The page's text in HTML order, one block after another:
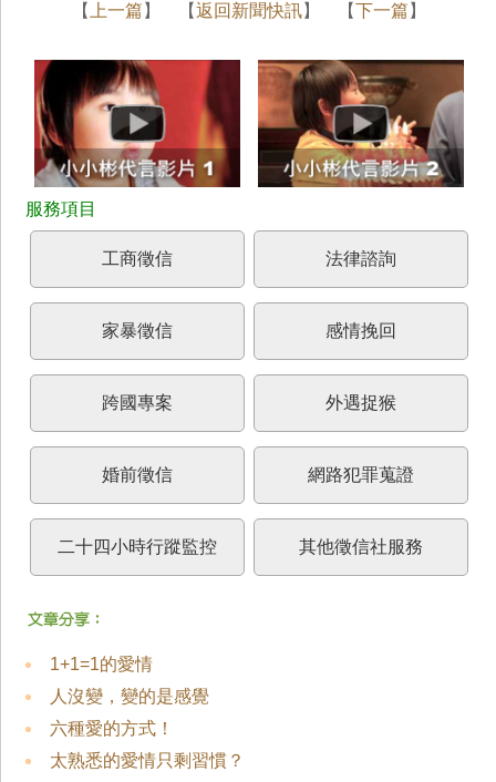
【 上一篇 】 【返回新聞快訊】 【下一篇 】
工商徵信 法律諮詢
家暴徵信 感情挽回
跨國專案 外遇捉猴
婚前徵信 網路犯罪蒐證
二十四小時行蹤監控 其他徵信社服務
1+1=1的愛情
人沒變，變的是感覺
六種愛的方式！
太熟悉的愛情只剩習慣？